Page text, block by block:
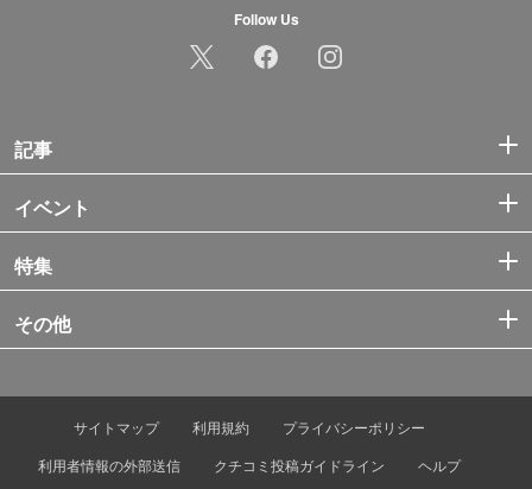
Follow Us
記事
イベント
特集
その他
サイトマップ 利用規約
プライバシーポリシー
利用者情報の外部送信
クチコミ投稿ガイドライン ヘルプ